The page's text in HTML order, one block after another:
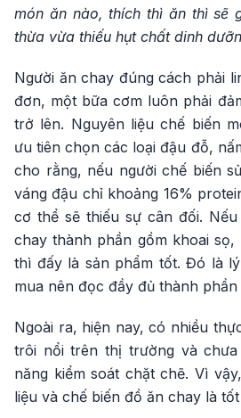
món ăn nào, thích thì ăn thì sẽ
thừa vừa thiếu hụt chất dinh
Người ăn chay đúng cách phải
đơn, một bữa cơm luôn phải
trở lên. Nguyên liệu chế biến
ưu tiên chọn các loại đậu đỗ,
cho rằng, nếu người chế biến
váng đậu chỉ khoảng 16%
cơ thể sẽ thiếu sự cân đối.
chay thành phần gồm khoai sọ,
thì đấy là sản phẩm tốt. Đó là
mua nên đọc đầy đủ thành
Ngoài ra, hiện nay, có nhiều
trôi nổi trên thị trường và
năng kiểm soát chặt chẽ. Vì
liệu và chế biến đồ ăn chay là